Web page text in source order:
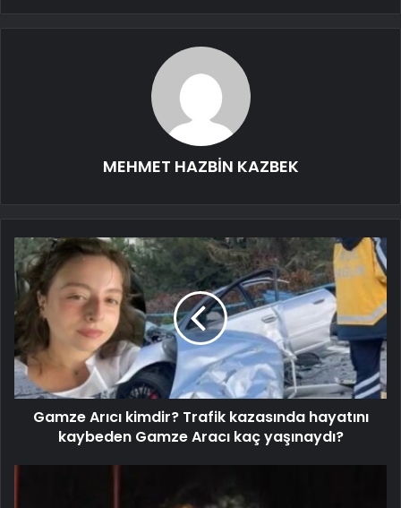
MEHMET HAZBİN KAZBEK
Gamze Arıcı kimdir? Trafik kazasında hayatını
kaybeden Gamze Aracı kaç yaşınaydı?